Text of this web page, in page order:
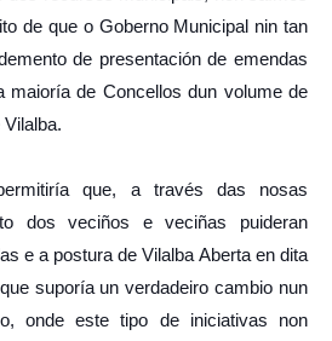
de que o Goberno Municipal nin tan
de presentación de emendas
maioría de Concellos dun volume de
que, a través das nosas
dos veciños e veciñas puideran
e a postura de Vilalba Aberta en dita
suporía un verdadeiro cambio nun
onde este tipo de iniciativas non